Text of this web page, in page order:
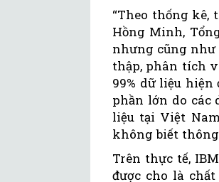
“Theo thống kê,
Hồng Minh,
nhưng cũng
thập, phân tích
99% dữ liệu hiện
phần lớn do các
liệu tại Việt
không biết
Trên thực tế,
được cho là